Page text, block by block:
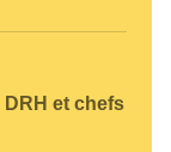
DRH et chefs